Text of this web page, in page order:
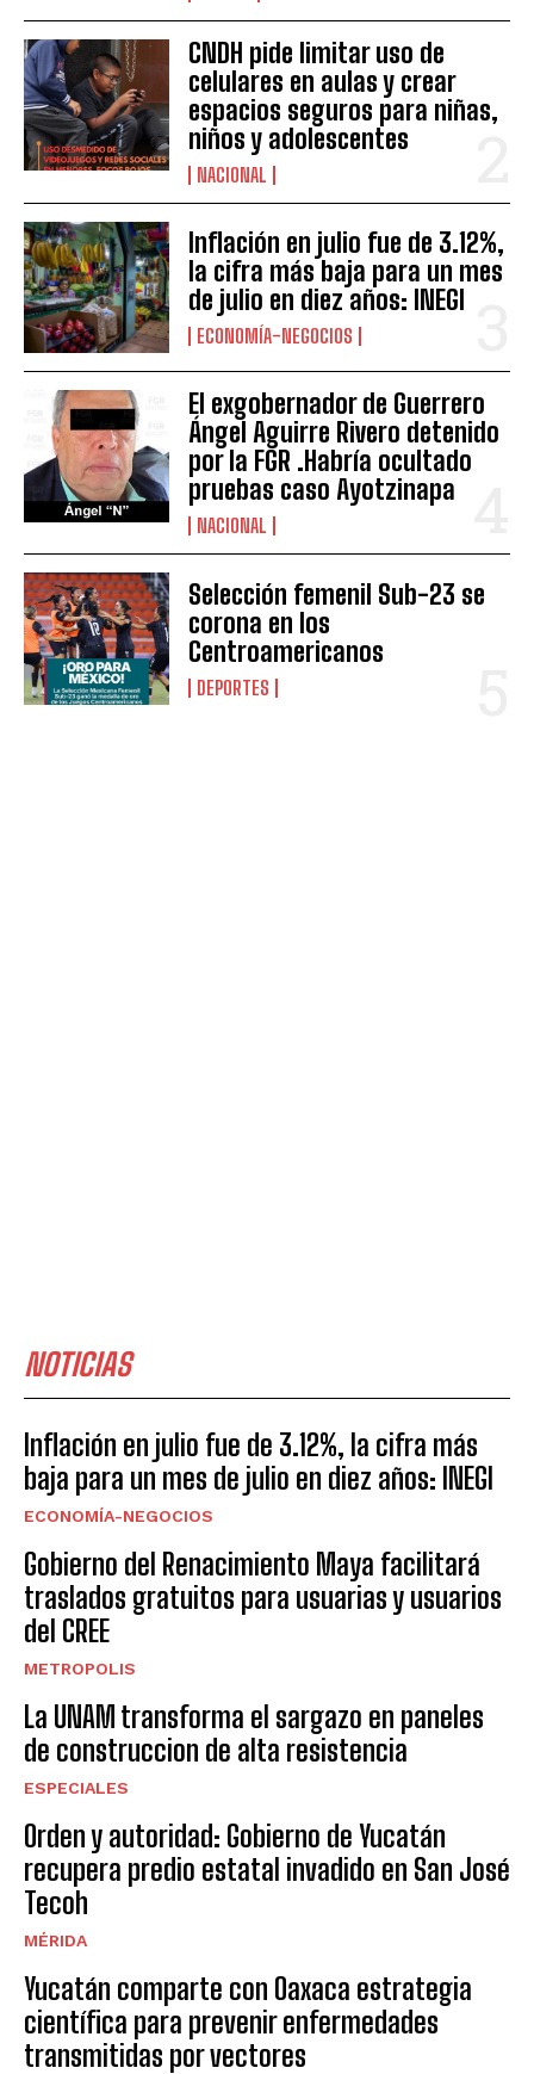
CNDH pide limitar uso de
celulares en aulas y crear
espacios seguros para niñas,
niños y adolescentes
NACIONAL
Inflación en julio fue de 3.12%,
la cifra más baja para un mes
de julio en diez años: INEGI
ECONOMÍA-NEGOCIOS
El exgobernador de Guerrero
Ángel Aguirre Rivero detenido
por la FGR .Habría ocultado
pruebas caso Ayotzinapa
NACIONAL
Selección femenil Sub-23 se
corona en los
Centroamericanos
DEPORTES
NOTICIAS
Inflación en julio fue de 3.12%, la cifra más
baja para un mes de julio en diez años: INEGI
ECONOMÍA-NEGOCIOS
Gobierno del Renacimiento Maya facilitará
traslados gratuitos para usuarias y usuarios
del CREE
METROPOLIS
La UNAM transforma el sargazo en paneles
de construccion de alta resistencia
ESPECIALES
Orden y autoridad: Gobierno de Yucatán
recupera predio estatal invadido en San José
Tecoh
MÉRIDA
Yucatán comparte con Oaxaca estrategia
científica para prevenir enfermedades
transmitidas por vectores